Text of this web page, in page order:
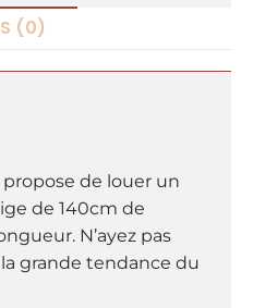
i
(0)
propose de louer un
de 140cm de
N’ayez pas
grande tendance du